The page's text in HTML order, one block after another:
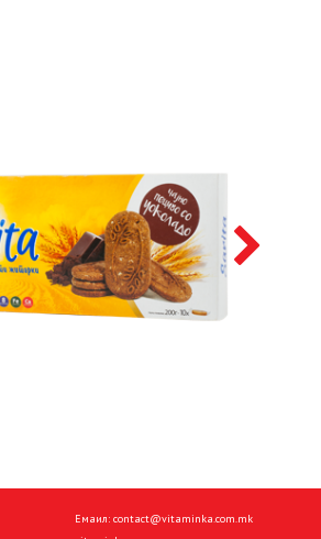
Емаил: contact@vitaminka.com.mk